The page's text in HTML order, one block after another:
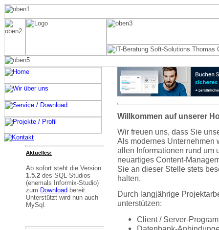
Aktuelles:
Ab sofort steht die Version
1.5.2 des SQL-Studios
(ehemals Informix-Studio)
zum Download bereit.
Unterstützt wird nun auch
MySql.
Willkommen auf unserer
Wir freuen uns, dass Sie
Als modernes Unternehmen
allen Informationen rund um
neuartiges Content-
Sie an dieser Stelle stets
halten.
Durch langjährige
unterstützen:
Client / Server-